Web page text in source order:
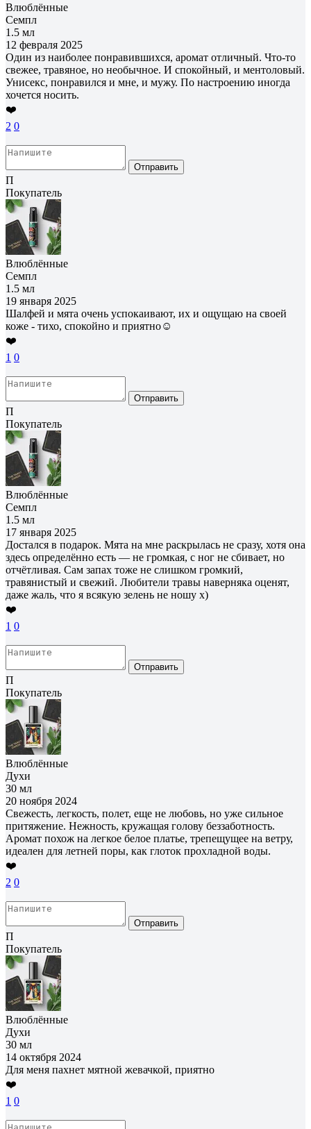
Влюблённые
Семпл
1.5 мл
12 февраля 2025
Один из наиболее понравившихся, аромат отличный. Что-то
свежее, травяное, но необычное. И спокойный, и ментоловый.
Унисекс, понравился и мне, и мужу. По настроению иногда
хочется носить.
❤️
2 0
Отправить
П
Покупатель
Влюблённые
Семпл
1.5 мл
19 января 2025
Шалфей и мята очень успокаивают, их и ощущаю на своей
коже - тихо, спокойно и приятно☺
❤️
1 0
Отправить
П
Покупатель
Влюблённые
Семпл
1.5 мл
17 января 2025
Достался в подарок. Мята на мне раскрылась не сразу, хотя она
здесь определённо есть — не громкая, с ног не сбивает, но
отчётливая. Сам запах тоже не слишком громкий,
травянистый и свежий. Любители травы наверняка оценят,
даже жаль, что я всякую зелень не ношу х)
❤️
1 0
Отправить
П
Покупатель
Влюблённые
Духи
30 мл
20 ноября 2024
Свежесть, легкость, полет, еще не любовь, но уже сильное
притяжение. Нежность, кружащая голову беззаботность.
Аромат похож на легкое белое платье, трепещущее на ветру,
идеален для летней поры, как глоток прохладной воды.
❤️
2 0
Отправить
П
Покупатель
Влюблённые
Духи
30 мл
14 октября 2024
Для меня пахнет мятной жевачкой, приятно
❤️
1 0